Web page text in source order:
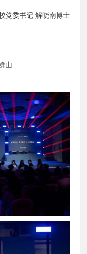
党委书记 解晓南博士
山